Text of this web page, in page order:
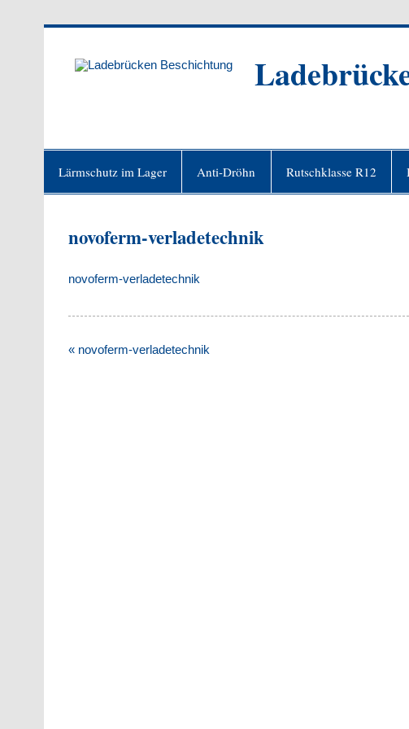
Lärmschutz im Lager Anti-Dröhn Rutschklasse R12
novoferm-verladetechnik
novoferm-verladetechnik
Beitragsnavigation
« novoferm-verladetechnik